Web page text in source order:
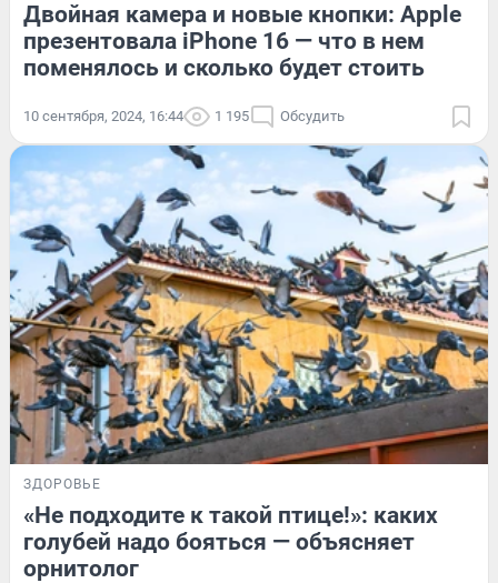
Двойная камера и новые кнопки: Apple
презентовала iPhone 16 — что в нем
поменялось и сколько будет стоить
10 сентября, 2024, 16:44 1 195 Обсудить
ЗДОРОВЬЕ
«Не подходите к такой птице!»: каких
голубей надо бояться — объясняет
орнитолог